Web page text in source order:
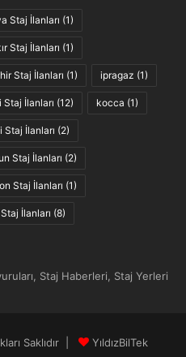
Staj İlanları (1)
Staj İlanları (1)
Staj İlanları (1) ipragaz (1)
Staj İlanları (12) kocca (1)
Staj İlanları (2)
Staj İlanları (2)
Staj İlanları (1)
İlanları (8)
Staj Haberleri, Staj Yerleri
Saklıdır | YıldızBilTek